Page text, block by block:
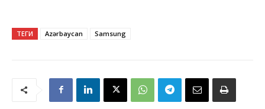
ТЕГИ Azərbaycan Samsung